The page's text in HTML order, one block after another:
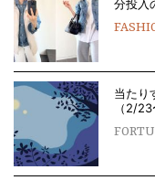
分投入
当たり
（2/